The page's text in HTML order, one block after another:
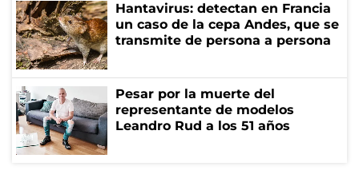
Hantavirus: detectan en Francia
un caso de la cepa Andes, que se
transmite de persona a persona
Pesar por la muerte del
representante de modelos
Leandro Rud a los 51 años